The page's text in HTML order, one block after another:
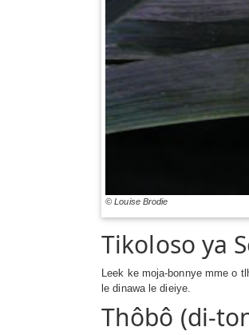
© Louise Brodie
Tikoloso ya
Leek ke moja-bonnye mme o
le dinawa le dieiye.
Thôbô (di-